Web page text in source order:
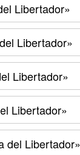
Libertador»
Libertador»
Libertador»
Libertador»
del Libertador»